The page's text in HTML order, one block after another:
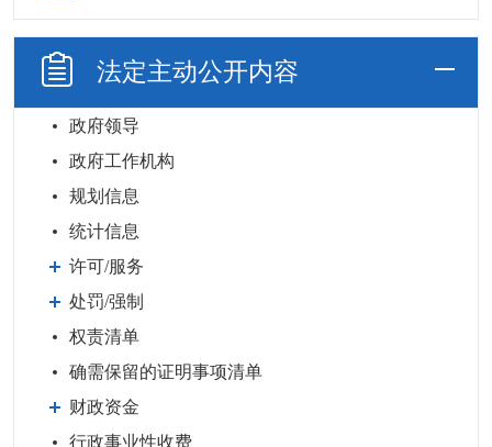
法定主动公开内容
政府领导
政府工作机构
规划信息
统计信息
许可/服务
处罚/强制
权责清单
确需保留的证明事项清单
财政资金
行政事业性收费